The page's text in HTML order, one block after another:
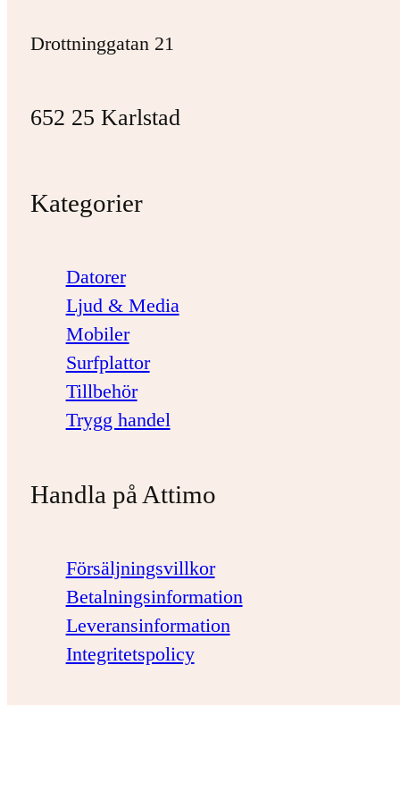
Drottninggatan 21
652 25 Karlstad
Kategorier
Datorer
Ljud & Media
Mobiler
Surfplattor
Tillbehör
Trygg handel
Handla på Attimo
Försäljningsvillkor
Betalningsinformation
Leveransinformation
Integritetspolicy